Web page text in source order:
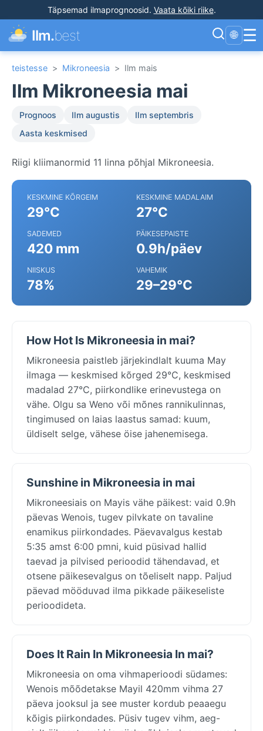
Täpsemad ilmaprognoosid. Vaata kõiki riike.
Ilm.best 🌐 ☰
teistesse > Mikroneesia > Ilm mais
Ilm Mikroneesia mai
Prognoos Ilm augustis
Ilm septembris
Aasta keskmised
Riigi kliimanormid 11 linna põhjal Mikroneesia.
KESKMINE KÕRGEIM
29°C
KESKMINE MADALAIM
27°C
SADEMED
420 mm
PÄIKESEPAISTE
0.9h/päev
NIISKUS
78%
VAHEMIK
29–29°C
How Hot Is Mikroneesia in mai?
Mikroneesia paistleb järjekindlalt kuuma May
ilmaga — keskmised kõrged 29°C, keskmised
madalad 27°C, piirkondlike erinevustega on
vähe. Olgu sa Weno või mõnes rannikulinnas,
tingimused on laias laastus samad: kuum,
üldiselt selge, vähese öise jahenemisega.
Sunshine in Mikroneesia in mai
Mikroneesiais on Mayis vähe päikest: vaid 0.9h
päevas Wenois, tugev pilvkate on tavaline
enamikus piirkondades. Päevavalgus kestab
5:35 amst 6:00 pmni, kuid püsivad hallid
taevad ja pilvised perioodid tähendavad, et
otsene päikesevalgus on tõeliselt napp. Paljud
päevad mööduvad ilma pikkade päikeseliste
perioodideta.
Does It Rain In Mikroneesia In mai?
Mikroneesia on oma vihmaperioodi südames:
Wenois mõõdetakse Mayil 420mm vihma 27
päeva jooksul ja see muster kordub peaaegu
kõigis piirkondades. Püsiv tugev vihm, aeg-